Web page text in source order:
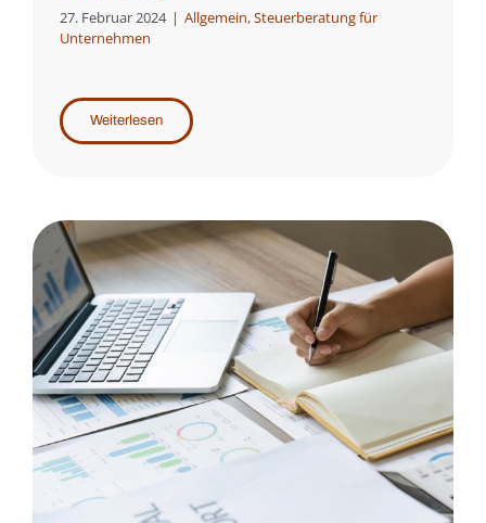
27. Februar 2024 | Allgemein,Steuerberatung für
Unternehmen
Weiterlesen